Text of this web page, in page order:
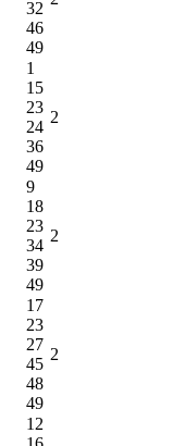
32
46
49
1
15
23
24
36
49
2
9
18
23
34
39
49
2
17
23
27
45
48
49
2
12